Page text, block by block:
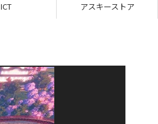
ICT アスキーストア